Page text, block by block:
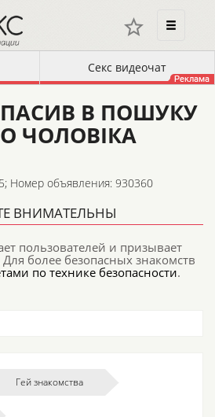
В ПОШУКУ
ЧОЛОВІКА
Номер объявления: 930360
ВНИМАТЕЛЬНЫ
пользователей и призывает
более безопасных знакомств
по технике безопасности.
Гей знакомства